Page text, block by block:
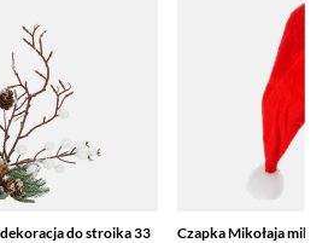
do stroika 33
Czapka Mikołaja